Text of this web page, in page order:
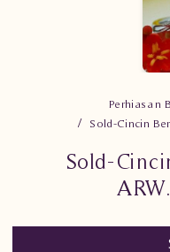
Perhiasan
Sold-Cincin
Sold-